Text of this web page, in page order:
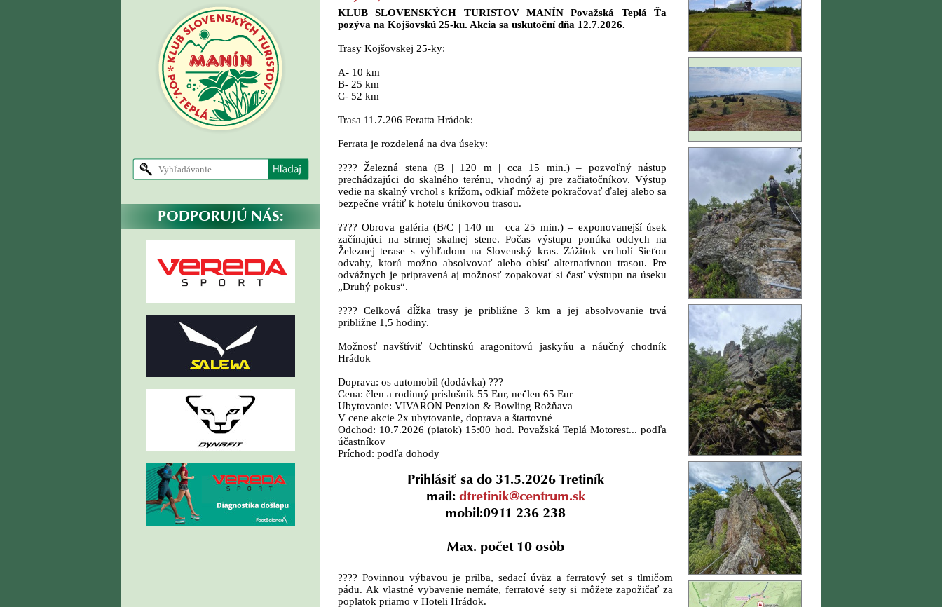
KLUB SLOVENSKÝCH TURISTOV MANÍN Považská Teplá Ťa
pozýva na Kojšovskú 25-ku. Akcia sa uskutoční dňa 12.7.2026.
Trasy Kojšovskej 25-ky:
A- 10 km
B- 25 km
C- 52 km
Trasa 11.7.206 Feratta Hrádok:
Ferrata je rozdelená na dva úseky:
???? Železná stena (B | 120 m | cca 15 min.) – pozvoľný nástup
prechádzajúci do skalného terénu, vhodný aj pre začiatočníkov. Výstup
vedie na skalný vrchol s krížom, odkiaľ môžete pokračovať ďalej alebo sa
bezpečne vrátiť k hotelu únikovou trasou.
???? Obrova galéria (B/C | 140 m | cca 25 min.) – exponovanejší úsek
začínajúci na strmej skalnej stene. Počas výstupu ponúka oddych na
Železnej terase s výhľadom na Slovenský kras. Zážitok vrcholí Sieťou
odvahy, ktorú možno absolvovať alebo obísť alternatívnou trasou. Pre
odvážnych je pripravená aj možnosť zopakovať si časť výstupu na úseku
„Druhý pokus“.
???? Celková dĺžka trasy je približne 3 km a jej absolvovanie trvá
približne 1,5 hodiny.
Možnosť navštíviť Ochtinskú aragonitovú jaskyňu a náučný chodník
Hrádok
Doprava: os automobil (dodávka) ???
Cena: člen a rodinný príslušník 55 Eur, nečlen 65 Eur
Ubytovanie: VIVARON Penzion & Bowling Rožňava
V cene akcie 2x ubytovanie, doprava a štartovné
Odchod: 10.7.2026 (piatok) 15:00 hod. Považská Teplá Motorest... podľa
účastníkov
Príchod: podľa dohody
Prihlásiť sa do 31.5.2026 Tretiník
mail: dtretinik@centrum.sk
mobil:0911 236 238
Max. počet 10 osôb
???? Povinnou výbavou je prilba, sedací úväz a ferratový set s tlmičom
pádu. Ak vlastné vybavenie nemáte, ferratové sety si môžete zapožičať za
poplatok priamo v Hoteli Hrádok.
PODPORUJÚ NÁS: